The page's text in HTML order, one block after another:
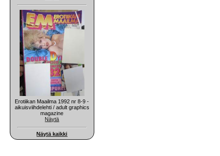
Erotiikan Maailma 1992 nr 8-9 -
aikuisviihdelehti / adult graphics
magazine
Näytä
Näytä kaikki